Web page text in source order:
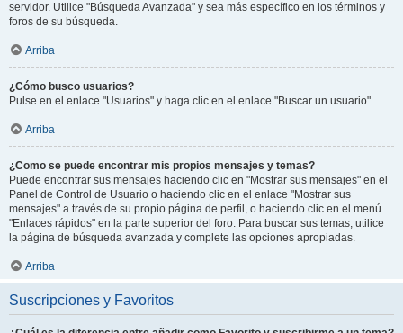
servidor. Utilice "Búsqueda Avanzada" y sea más específico en los términos y
foros de su búsqueda.
Arriba
¿Cómo busco usuarios?
Pulse en el enlace "Usuarios" y haga clic en el enlace "Buscar un usuario".
Arriba
¿Como se puede encontrar mis propios mensajes y temas?
Puede encontrar sus mensajes haciendo clic en "Mostrar sus mensajes" en el
Panel de Control de Usuario o haciendo clic en el enlace "Mostrar sus
mensajes" a través de su propio página de perfil, o haciendo clic en el menú
"Enlaces rápidos" en la parte superior del foro. Para buscar sus temas, utilice
la página de búsqueda avanzada y complete las opciones apropiadas.
Arriba
Suscripciones y Favoritos